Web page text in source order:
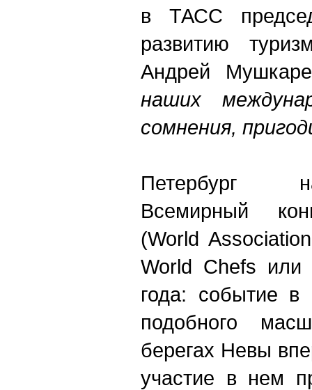
в ТАСС
развитию
Андрей
наших
сомнения,
Петербург
Всемирный
(World
World Chefs
года: событие в
подобного
берегах Невы
участие в нем